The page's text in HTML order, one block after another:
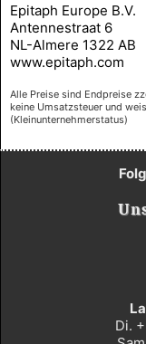
Epitaph Europe B.V.
Antennestraat 6
NL-Almere 1322 AB
www.epitaph.com
Alle Preise sind Endpreise
keine Umsatzsteuer und
(Kleinunternehmerstatus)
Di.